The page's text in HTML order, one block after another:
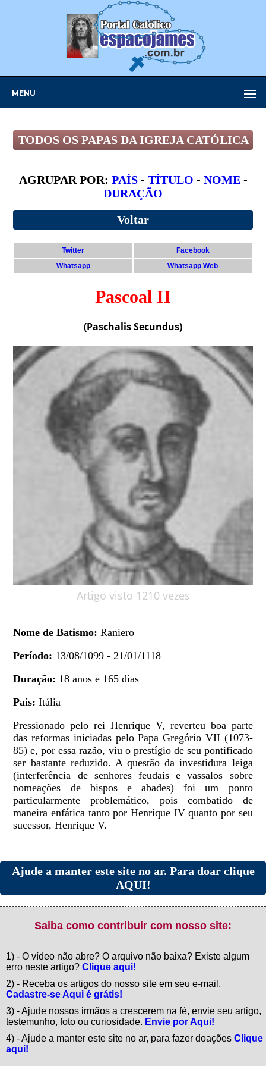
MENU
TODOS OS PAPAS DA IGREJA CATÓLICA
AGRUPAR POR: PAÍS- TÍTULO - NOME-
DURAÇÃO
Voltar
Twitter
Facebook
Whatsapp
Whatsapp Web
Pascoal II
(Paschalis Secundus)
Artigo visto 1210 vezes
Nome de Batismo:Raniero
Período: 13/08/1099 - 21/01/1118
Duração: 18 anos e 165 dias
País:Itália
Pressionado pelo rei Henrique V, reverteu boa parte
das reformas iniciadas pelo Papa Gregório VII (1073-
85) e, por essa razão, viu o prestígio de seu pontificado
ser bastante reduzido. A questão da investidura leiga
(interferência de senhores feudais e vassalos sobre
nomeações de bispos e abades) foi um ponto
particularmente problemático, pois combatido de
maneira enfática tanto por Henrique IV quanto por seu
sucessor, Henrique V.
Ajude a manter este site no ar. Para doar clique
AQUI!
Saiba como contribuir com nosso site:
1) - O vídeo não abre? O arquivo não baixa? Existe algum
erro neste artigo? Clique aqui!
2) - Receba os artigos do nosso site em seu e-mail.
Cadastre-se Aqui é grátis!
3) - Ajude nossos irmãos a crescerem na fé, envie seu artigo,
testemunho, foto ou curiosidade. Envie por Aqui!
4) - Ajude a manter este site no ar, para fazer doações Clique
aqui!